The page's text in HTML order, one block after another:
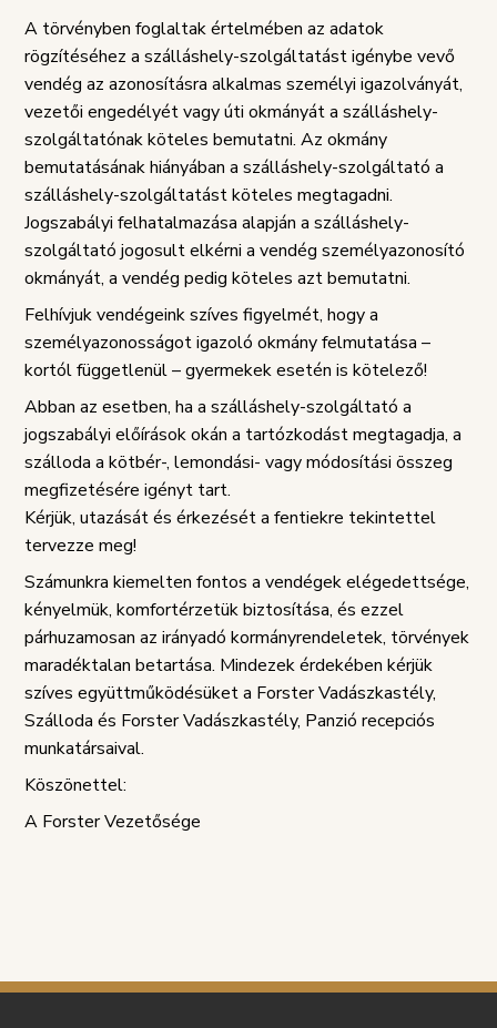
A törvényben foglaltak értelmében az adatok
rögzítéséhez a szálláshely-szolgáltatást igénybe vevő
vendég az azonosításra alkalmas személyi igazolványát,
vezetői engedélyét vagy úti okmányát a szálláshely-
szolgáltatónak köteles bemutatni. Az okmány
bemutatásának hiányában a szálláshely-szolgáltató a
szálláshely-szolgáltatást köteles megtagadni.
Jogszabályi felhatalmazása alapján a szálláshely-
szolgáltató jogosult elkérni a vendég személyazonosító
okmányát, a vendég pedig köteles azt bemutatni.
Felhívjuk vendégeink szíves figyelmét, hogy a
személyazonosságot igazoló okmány felmutatása –
kortól függetlenül – gyermekek esetén is kötelező!
Abban az esetben, ha a szálláshely-szolgáltató a
jogszabályi előírások okán a tartózkodást megtagadja, a
szálloda a kötbér-, lemondási- vagy módosítási összeg
megfizetésére igényt tart.
Kérjük, utazását és érkezését a fentiekre tekintettel
tervezze meg!
Számunkra kiemelten fontos a vendégek elégedettsége,
kényelmük, komfortérzetük biztosítása, és ezzel
párhuzamosan az irányadó kormányrendeletek, törvények
maradéktalan betartása. Mindezek érdekében kérjük
szíves együttműködésüket a Forster Vadászkastély,
Szálloda és Forster Vadászkastély, Panzió recepciós
munkatársaival.
Köszönettel:
A Forster Vezetősége